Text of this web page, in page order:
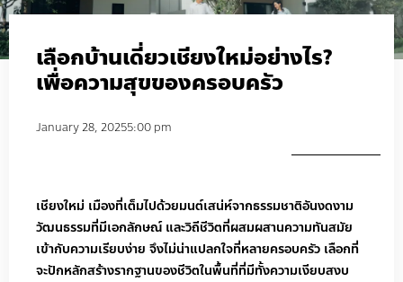
เลือกบ้านเดี่ยวเชียงใหม่อย่างไร?
เพื่อความสุขของครอบครัว
January 28, 20255:00 pm
เชียงใหม่ เมืองที่เต็มไปด้วยมนต์เสน่ห์จากธรรมชาติอันงดงาม
วัฒนธรรมที่มีเอกลักษณ์ และวิถีชีวิตที่ผสมผสานความทันสมัย
เข้ากับความเรียบง่าย จึงไม่น่าแปลกใจที่หลายครอบครัว เลือกที่
จะปักหลักสร้างรากฐานของชีวิตในพื้นที่ที่มีทั้งความเงียบสงบ